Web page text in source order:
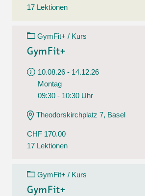
17 Lektionen
GymFit+ / Kurs
GymFit+
10.08.26 - 14.12.26
Montag
09:30 - 10:30 Uhr
Theodorskirchplatz 7, Basel
CHF 170.00
17 Lektionen
GymFit+ / Kurs
GymFit+